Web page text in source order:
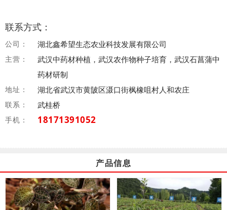
联系方式：
公司： 湖北鑫希望生态农业科技发展有限公司
主营：
武汉中药材种植，武汉农作物种子培育，武汉石菖蒲中
药材研制
地址： 湖北省武汉市黄陂区滠口街枫橡咀村人和农庄
联系： 武桂桥
手机： 18171391052
产品信息